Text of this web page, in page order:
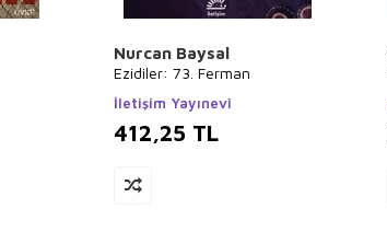
Nurcan Baysal
Ezidiler: 73. Ferman
İletişim Yayınevi
412,25 TL